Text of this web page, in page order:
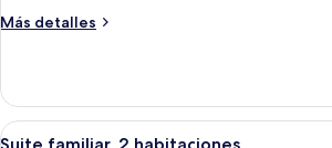
habitaciones
Más detalles
Más
junior,
habitaciones
Abrir
Caja de
6